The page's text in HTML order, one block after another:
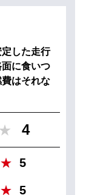
した走行
に食いつ
はそれな
4
5
5